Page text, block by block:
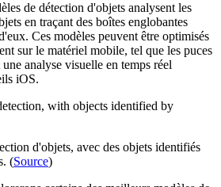
de détection d'objets analysent les
en traçant des boîtes englobantes
Ces modèles peuvent être optimisés
sur le matériel mobile, tel que les puces
analyse visuelle en temps réel
iOS.
d'objets, avec des objets identifiés
(Source)